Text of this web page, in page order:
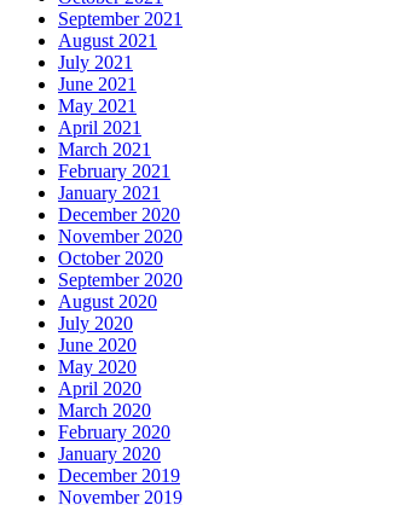
September 2021
August 2021
July 2021
June 2021
May 2021
April 2021
March 2021
February 2021
January 2021
December 2020
November 2020
October 2020
September 2020
August 2020
July 2020
June 2020
May 2020
April 2020
March 2020
February 2020
January 2020
December 2019
November 2019